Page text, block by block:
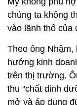
chúng ta không
vào lãnh thổ của
Theo ông Nhậm,
hướng kinh
trên thị trường.
thu "chất dinh
mở và áp dụng